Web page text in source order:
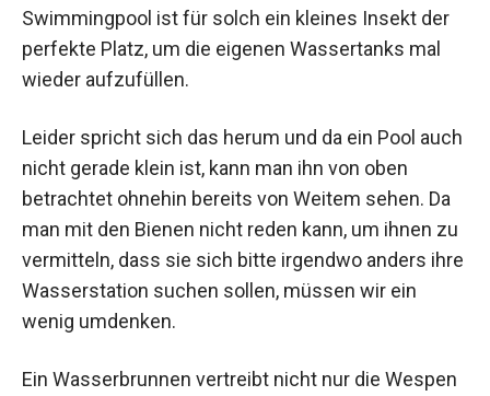
Swimmingpool ist für solch ein kleines Insekt der
perfekte Platz, um die eigenen Wassertanks mal
wieder aufzufüllen.
Leider spricht sich das herum und da ein Pool auch
nicht gerade klein ist, kann man ihn von oben
betrachtet ohnehin bereits von Weitem sehen. Da
man mit den Bienen nicht reden kann, um ihnen zu
vermitteln, dass sie sich bitte irgendwo anders ihre
Wasserstation suchen sollen, müssen wir ein
wenig umdenken.
Ein Wasserbrunnen vertreibt nicht nur die Wespen